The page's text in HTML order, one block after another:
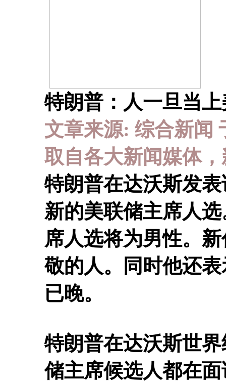
特朗普：人一旦当
文章来源: 综合新闻
取自各大新闻媒体
特朗普在达沃斯发
新的美联储主席人
席人选将为男性。
敬的人。同时他还
已晚。
特朗普在达沃斯世
储主席候选人都在